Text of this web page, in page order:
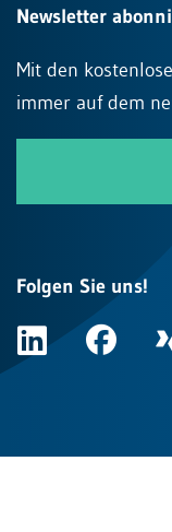
Newsletter
Mit den
immer auf dem
Folgen Sie uns!